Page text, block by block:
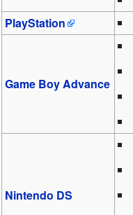
PlayStation
Game Boy Advance
Nintendo DS